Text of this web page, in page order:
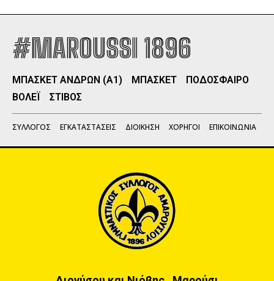
#MAROUSSI 1896
ΜΠΑΣΚΕΤ ΑΝΔΡΩΝ (Α1) ΜΠΑΣΚΕΤ
ΠΟΔΟΣΦΑΙΡΟ
ΒΟΛΕΪ
ΣΤΙΒΟΣ
ΣΥΛΛΟΓΟΣ ΕΓΚΑΤΑΣΤΑΣΕΙΣ ΔΙΟΙΚΗΣΗ ΧΟΡΗΓΟΙ ΕΠΙΚΟΙΝΩΝΙΑ